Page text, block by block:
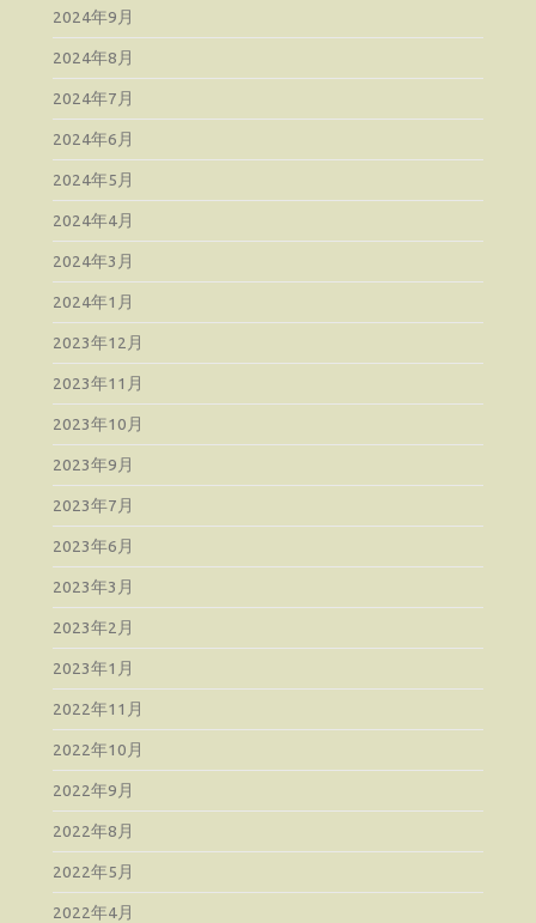
2024年9月
2024年8月
2024年7月
2024年6月
2024年5月
2024年4月
2024年3月
2024年1月
2023年12月
2023年11月
2023年10月
2023年9月
2023年7月
2023年6月
2023年3月
2023年2月
2023年1月
2022年11月
2022年10月
2022年9月
2022年8月
2022年5月
2022年4月